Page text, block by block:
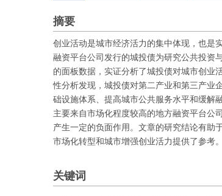
摘要
创业活动是城市经济活力的集中体现，也是
融资平台公司发行的城投债为研究公共投
的面板数据，实证分析了城投债对城市创业
性分析发现，城投债对第二产业和第三产业
础设施体系、提高城市公共服务水平和缓解
主要来自市场化程度较高的地方融资平台公
产生一定的负面作用。文章的研究结论有助
市场化转型和城市增强创业活力提供了参考。
关键词